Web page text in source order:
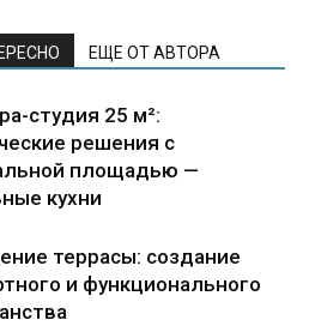
ЕЩЕ ОТ АВТОРА
студия 25 м²:
решения с
площадью —
кухни
террасы: создание
и функционального